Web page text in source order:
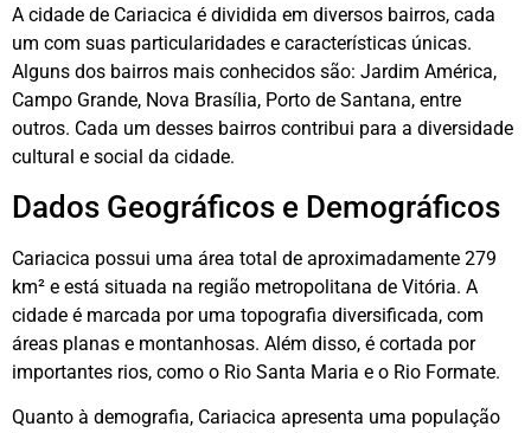
A cidade de Cariacica é dividida em diversos bairros, cada
um com suas particularidades e características únicas.
Alguns dos bairros mais conhecidos são: Jardim América,
Campo Grande, Nova Brasília, Porto de Santana, entre
outros. Cada um desses bairros contribui para a diversidade
cultural e social da cidade.
Dados Geográficos e Demográficos
Cariacica possui uma área total de aproximadamente 279
km² e está situada na região metropolitana de Vitória. A
cidade é marcada por uma topografia diversificada, com
áreas planas e montanhosas. Além disso, é cortada por
importantes rios, como o Rio Santa Maria e o Rio Formate.
Quanto à demografia, Cariacica apresenta uma população